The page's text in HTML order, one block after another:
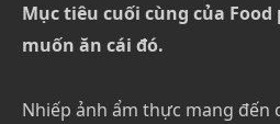
Mục tiêu cuối cùng của
muốn ăn cái đó.
Nhiếp ảnh ẩm thực mang đến